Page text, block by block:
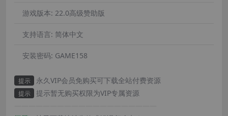
游戏版本: 22.0高级赞助版
支持语言: 简体中文
安装密码: GAME158
提示 永久VIP会员免购买可下载全站付费资源
提示
提示暂无购买权限为VIP专属资源